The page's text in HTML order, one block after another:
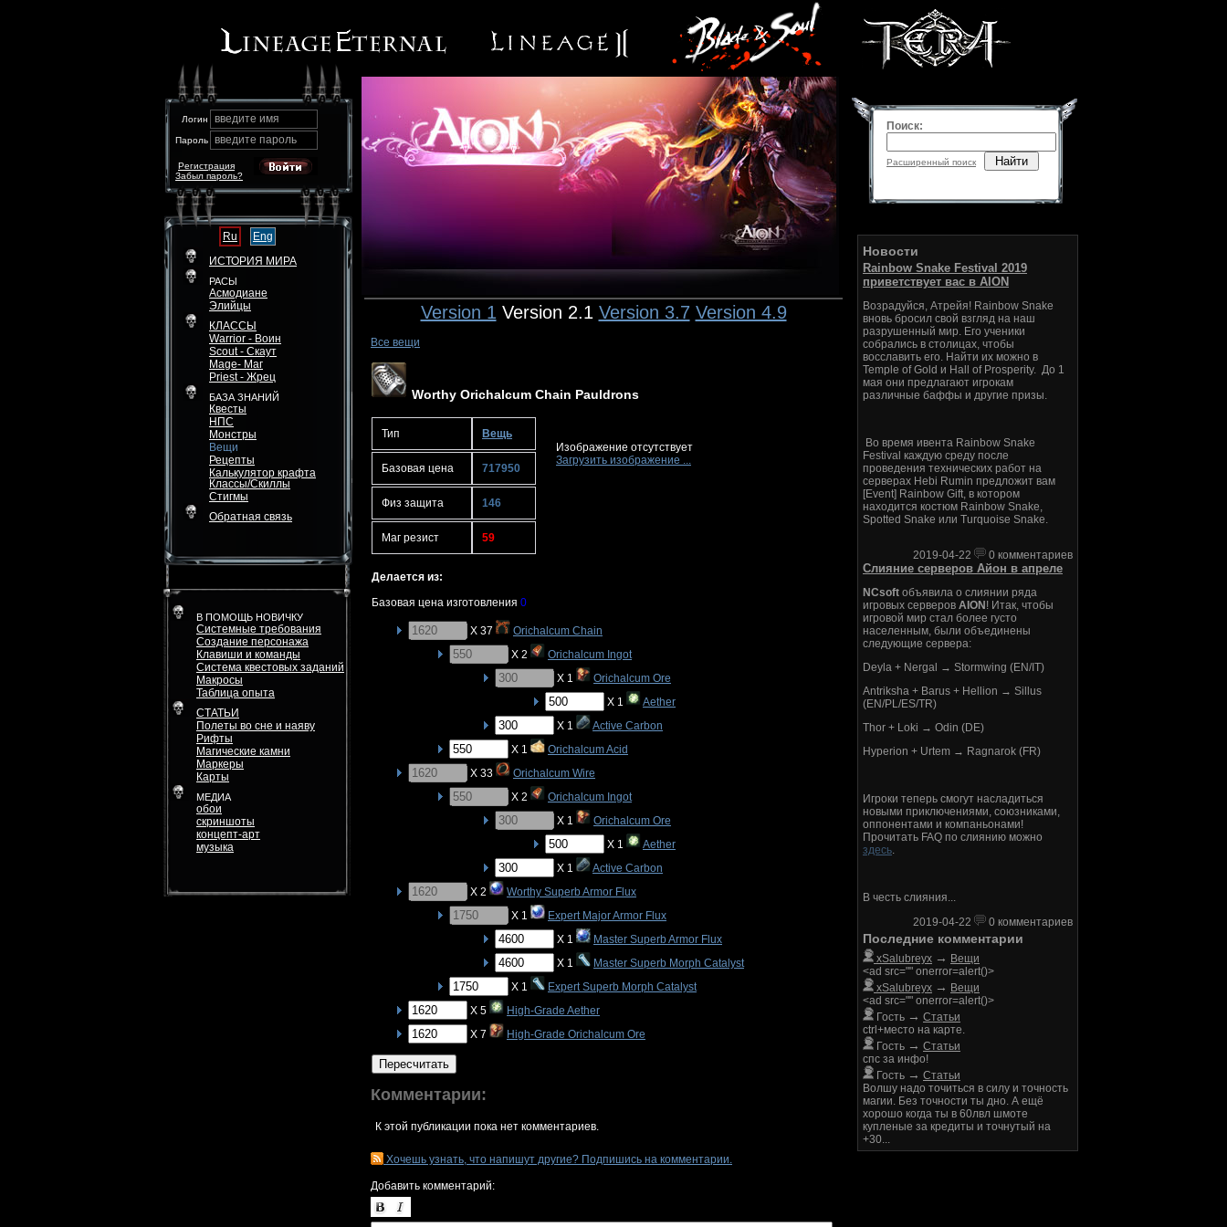
Логин введите имя
Пароль введите пароль
Забыл пароль?
Регистрация
Ru
Eng
ИСТОРИЯ МИРА
РАСЫ
Асмодиане
Элийцы
КЛАССЫ
Warrior - Воин
Scout - Скаут
Mage- Маг
Priest - Жрец
БАЗА ЗНАНИЙ
Квесты
НПС
Монстры
Вещи
Рецепты
Калькулятор крафта
Классы/Скиллы
Стигмы
Обратная связь
В ПОМОЩЬ НОВИЧКУ
Системные требования
Создание персонажа
Клавиши и команды
Система квестовых заданий
Макросы
Таблица опыта
СТАТЬИ
Полеты во сне и наяву
Рифты
Магические камни
Маркеры
Карты
МЕДИА
обои
скриншоты
концепт-арт
музыка
Version 1 Version 2.1 Version 3.7 Version 4.9
Все вещи
Worthy Orichalcum Chain Pauldrons
Тип Вещь
Базовая цена 717950
Физ защита 146
Маг резист 59
Изображение отсутствует
Загрузить изображение ...
Делается из:
Базовая цена изготовления 0
X 37
Orichalcum Chain
X 2
Orichalcum Ingot
X 1
Orichalcum Ore
X 1
Aether
X 1
Active Carbon
X 1
Orichalcum Acid
X 33
Orichalcum Wire
X 2
Orichalcum Ingot
X 1
Orichalcum Ore
X 1
Aether
X 1
Active Carbon
X 2
Worthy Superb Armor Flux
X 1
Expert Major Armor Flux
X 1
Master Superb Armor Flux
X 1
Master Superb Morph Catalyst
X 1
Expert Superb Morph Catalyst
X 5
High-Grade Aether
X 7
High-Grade Orichalcum Ore
Пересчитать
Комментарии:
К этой публикации пока нет комментариев.
Хочешь узнать, что напишут другие? Подпишись на комментарии.
Добавить комментарий:
Поиск:
Расширенный поиск Найти
Новости
Rainbow Snake Festival 2019
приветствует вас в AION
Возрадуйся, Атрейя! Rainbow Snake
вновь бросил свой взгляд на наш
разрушенный мир. Его ученики
собрались в столицах, чтобы
восславить его. Найти их можно в
Temple of Gold и Hall of Prosperity. До 1
мая они предлагают игрокам
различные баффы и другие призы.
Во время ивента Rainbow Snake
Festival каждую среду после
проведения технических работ на
серверах Hebi Rumin предложит вам
[Event] Rainbow Gift, в котором
находится костюм Rainbow Snake,
Spotted Snake или Turquoise Snake.
2019-04-22 0 комментариев
Слияние серверов Айон в апреле
NCsoft объявила о слиянии ряда
игровых серверов AION ! Итак, чтобы
игровой мир стал более густо
населенным, были объединены
следующие сервера:
Deyla + Nergal → Stormwing (EN/IT)
Antriksha + Barus + Hellion → Sillus
(EN/PL/ES/TR)
Thor + Loki → Odin (DE)
Hyperion + Urtem → Ragnarok (FR)
Игроки теперь смогут насладиться
новыми приключениями, союзниками,
оппонентами и компаньонами!
Прочитать FAQ по слиянию можно
здесь.
В честь слияния...
2019-04-22
0 комментариев
Последние комментарии
xSalubreyx → Вещи
<ad src="" onerror=alert()>
xSalubreyx → Вещи
<ad src="" onerror=alert()>
Гость → Статьи
ctrl+место на карте.
Гость → Статьи
спс за инфо!
Гость → Статьи
Волшу надо точиться в силу и точность
магии. Без точности ты дно. А ещё
хорошо когда ты в 60лвл шмоте
купленые за кредиты и точнутый на
+30...